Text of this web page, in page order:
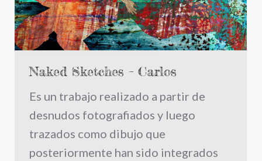
Naked Sketches – Carlos
Es un trabajo realizado a partir de
desnudos fotografiados y luego
trazados como dibujo que
posteriormente han sido integrados